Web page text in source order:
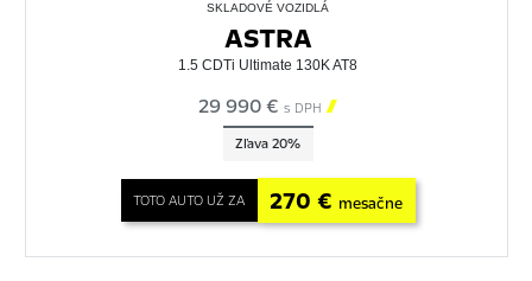
SKLADOVÉ VOZIDLÁ
ASTRA
1.5 CDTi Ultimate 130K AT8
29 990 €s DPH 
Zľava 20%
TOTO AUTO UŽ ZA 270 € mesačne